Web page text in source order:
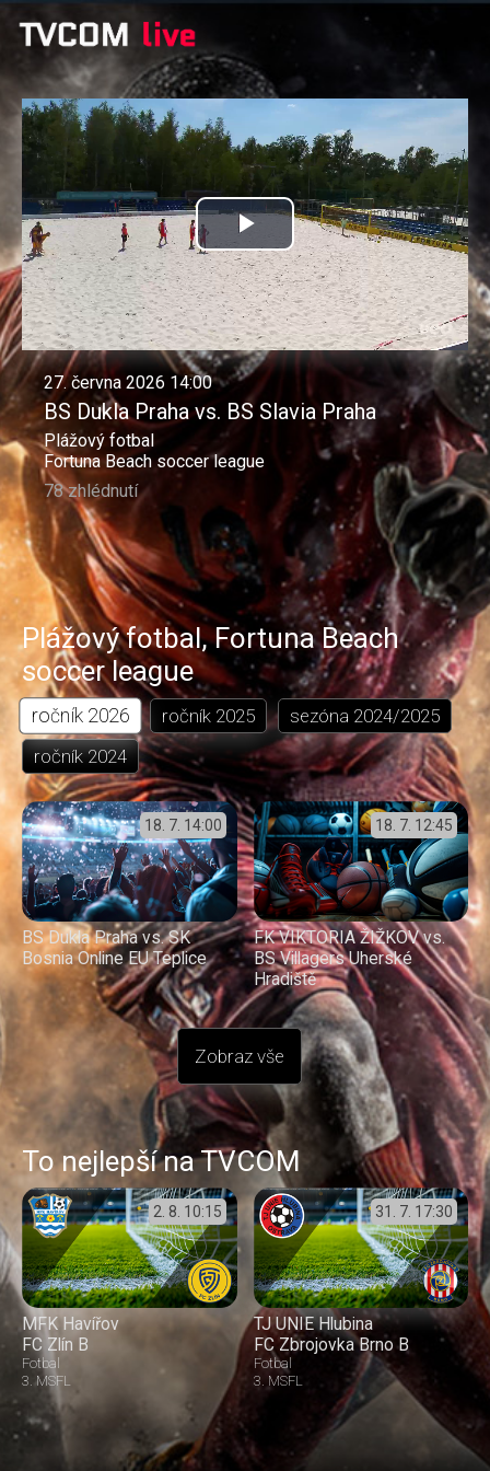
Přehrát
video
27. června 2026 14:00
BS Dukla Praha vs. BS Slavia Praha
Plážový fotbal
Fortuna Beach soccer league
78 zhlédnutí
Plážový fotbal,Fortuna Beach
soccer league
ročník 2026 ročník 2025 sezóna 2024/2025
ročník2024
18. 7. 14:00
BS Dukla Praha vs. SK
Bosnia Online EU Teplice
18. 7. 12:45
FK VIKTORIA ŽIŽKOV vs.
BS Villagers Uherské
Hradiště
Zobraz vše
To nejlepší na TVCOM
2. 8. 10:15
MFK Havířov
FC Zlín B
Fotbal
3. MSFL
31. 7. 17:30
TJ UNIE Hlubina
FC Zbrojovka Brno B
Fotbal
3. MSFL